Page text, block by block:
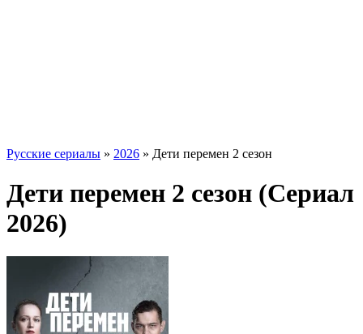
Русские сериалы » 2026 » Дети перемен 2 сезон
Дети перемен 2 сезон (Сериал
2026)